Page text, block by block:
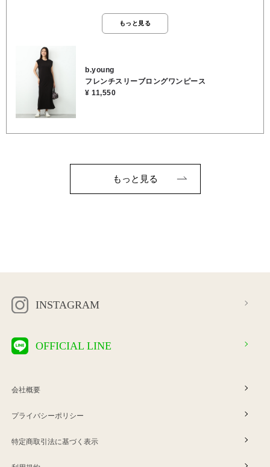
ーブが腕まわりをすっきり見せ、一枚で上品に決まる大人の夏ワンピ
ースです♡足元や小物次第で、カジュアルにもきれいめにも着回せま
ウレタン5％●お洗濯可
もっと見る
b.young
フレンチスリーブロングワンピース
¥ 11,550
もっと見る
INSTAGRAM
OFFICIAL LINE
会社概要
プライバシーポリシー
特定商取引法に基づく表示